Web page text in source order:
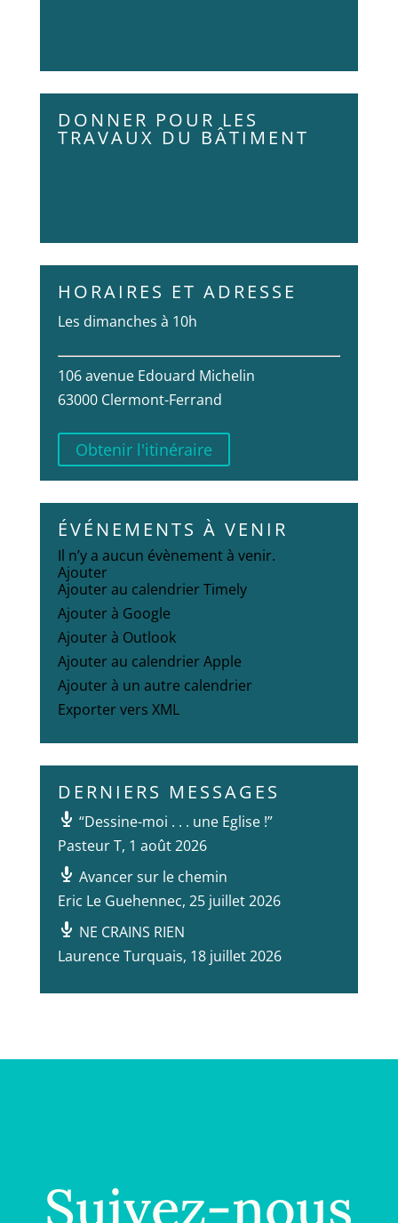
DONNER POUR LES
TRAVAUX DU BÂTIMENT
HORAIRES ET ADRESSE
Les dimanches à 10h
106 avenue Edouard Michelin
63000 Clermont-Ferrand
Obtenir l'itinéraire
ÉVÉNEMENTS À VENIR
Il n’y a aucun évènement à venir.
Ajouter
Ajouter au calendrier Timely
Ajouter à Google
Ajouter à Outlook
Ajouter au calendrier Apple
Ajouter à un autre calendrier
Exporter vers XML
DERNIERS MESSAGES
“Dessine-moi . . . une Eglise !”
Pasteur T, 1 août 2026
Avancer sur le chemin
Eric Le Guehennec, 25 juillet 2026
NE CRAINS RIEN
Laurence Turquais, 18 juillet 2026
Suivez-nous